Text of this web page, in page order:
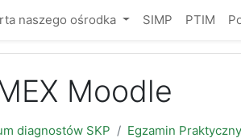
naszego ośrodka SIMP PTIM
Moodle
diagnostów SKP Egzamin